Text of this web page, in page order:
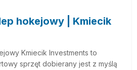
hokejowy | Kmiecik
Kmiecik Investments to
sprzęt dobierany jest z myślą